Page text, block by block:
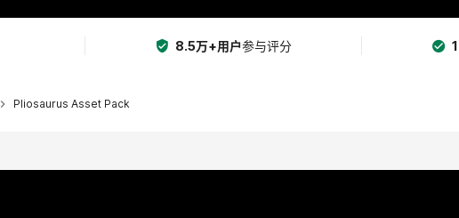
8.5万+用户参与评分
Pliosaurus Asset Pack